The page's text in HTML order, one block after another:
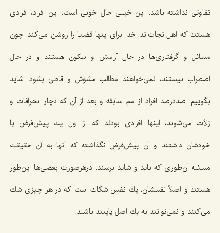
تفاوتى نداشته باشد. این خیلى حال خوبى است. این افراد، افرادى
هستند كه اهل نجات‌اند. خدا براى اینها قضایا را روشن مى‌كند. چون
مسائل و گرفتاری‌ها در حال آرامش و سكون هستند و در حال
اضطراب نیستند، نمى‌خواهند مطالب مشوّش و قاطى بشود. شاید
بگوییم: صددرصد افراد از امم سابقه و بعد از آن که دچار انحرافات و
زلاّت مى‌شوند، اینها افرادى بودند كه از اول یك پیش‌فرض با
خودشان داشتند و آن پیش‌فرض نگذاشته كه آنها به آن حقیقت
مسئله آن‌طورى كه باید و شاید برسند. درهرصورت بعضى‌ها این‌طور
هستند و اصلاً نفسشان، یك نفس شكّاك است كه در هر چیزى شك
مى‌كنند و نمى‌توانند به یك اصل پایبند باشند.